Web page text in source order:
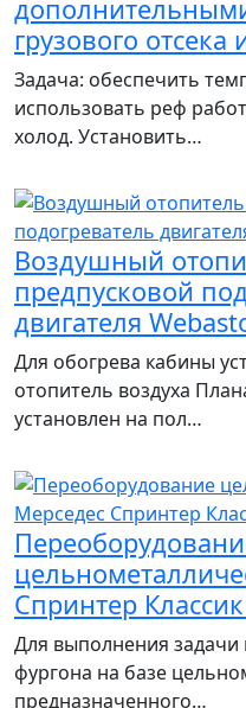
грузового
Задача: обеспечить
использовать реф
холод. Установить…
Воздушный
предпусковой
двигателя
Для обогрева кабины
отопитель воздуха
установлен на пол…
Спринтер
Для выполнения
фургона на базе
предназначенного…